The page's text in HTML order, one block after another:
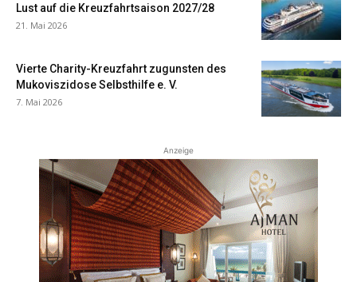
Lust auf die Kreuzfahrtsaison 2027/28
21. Mai 2026
Vierte Charity-Kreuzfahrt zugunsten des
Mukoviszidose Selbsthilfe e. V.
7. Mai 2026
Anzeige